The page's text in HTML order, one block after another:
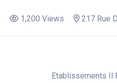
1,200 Views 217 Rue
Etablissements Il